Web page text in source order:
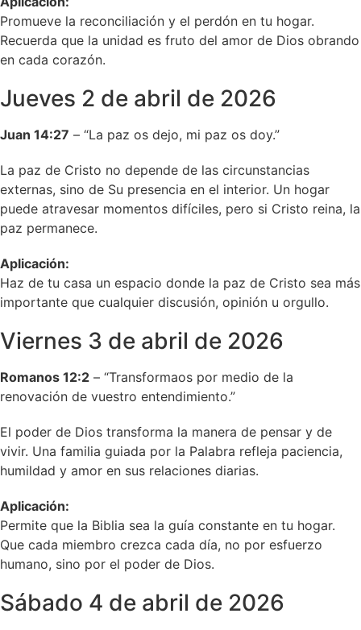
Promueve la reconciliación y el perdón en tu hogar.
Recuerda que la unidad es fruto del amor de Dios obrando
en cada corazón.
Jueves 2 de abril de 2026
Juan 14:27 – “La paz os dejo, mi paz os doy.”
La paz de Cristo no depende de las circunstancias
externas, sino de Su presencia en el interior. Un hogar
puede atravesar momentos difíciles, pero si Cristo reina, la
paz permanece.
Aplicación:
Haz de tu casa un espacio donde la paz de Cristo sea más
importante que cualquier discusión, opinión u orgullo.
Viernes 3 de abril de 2026
Romanos 12:2 – “Transformaos por medio de la
renovación de vuestro entendimiento.”
El poder de Dios transforma la manera de pensar y de
vivir. Una familia guiada por la Palabra refleja paciencia,
humildad y amor en sus relaciones diarias.
Aplicación:
Permite que la Biblia sea la guía constante en tu hogar.
Que cada miembro crezca cada día, no por esfuerzo
humano, sino por el poder de Dios.
Sábado 4 de abril de 2026